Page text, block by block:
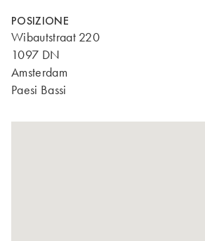
POSIZIONE
Wibautstraat 220
1097 DN
Amsterdam
Paesi Bassi